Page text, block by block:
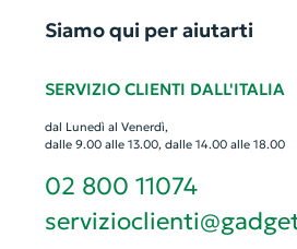
Siamo qui per aiutarti
SERVIZIO CLIENTI DALL'ITALIA
dal Lunedì al Venerdì,
dalle 9.00 alle 13.00, dalle 14.00 alle 18.00
02 800 11074